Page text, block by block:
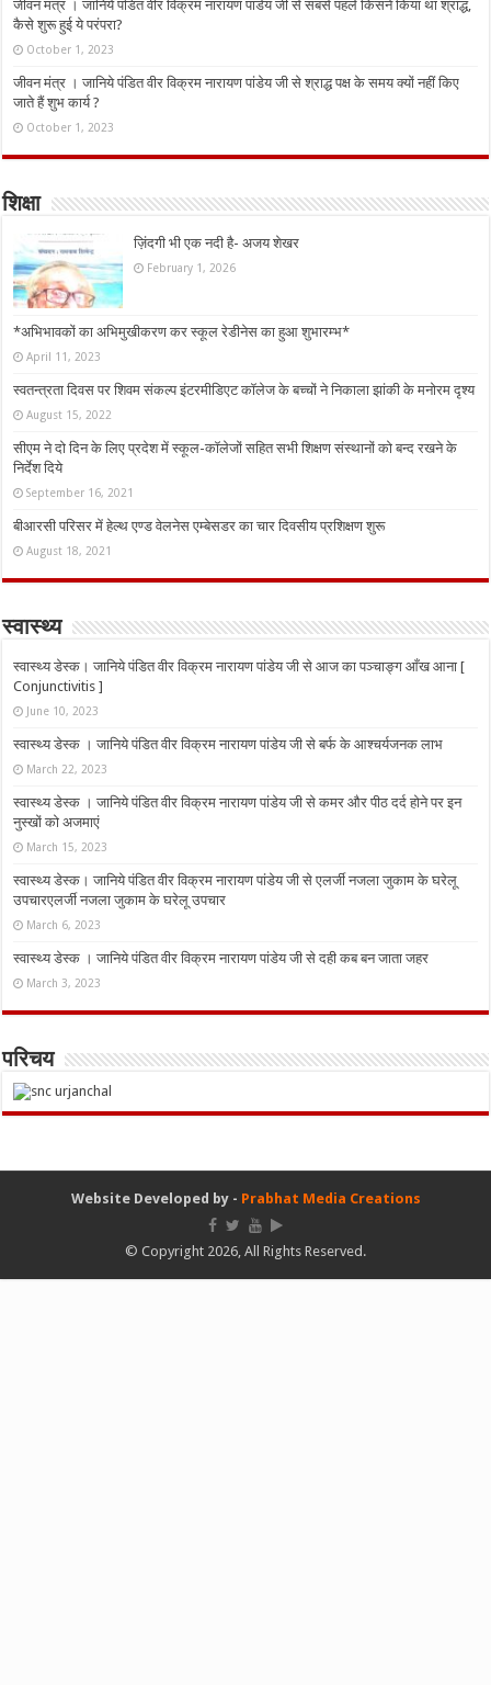
जीवन मंत्र । जानिये पंडित वीर विक्रम नारायण पांडेय जी से सबसे पहले किसने किया था श्राद्ध,
कैसे शुरू हुई ये परंपरा?
October 1, 2023
जीवन मंत्र । जानिये पंडित वीर विक्रम नारायण पांडेय जी से श्राद्ध पक्ष के समय क्यों नहीं किए
जाते हैं शुभ कार्य ?
October 1, 2023
शिक्षा
ज़िंदगी भी एक नदी है- अजय शेखर
February 1, 2026
*अभिभावकों का अभिमुखीकरण कर स्कूल रेडीनेस का हुआ शुभारम्भ*
April 11, 2023
स्वतन्त्रता दिवस पर शिवम संकल्प इंटरमीडिएट कॉलेज के बच्चों ने निकाला झांकी के मनोरम दृश्य
August 15, 2022
सीएम ने दो दिन के लिए प्रदेश में स्कूल-कॉलेजों सहित सभी शिक्षण संस्थानों को बन्द रखने के
निर्देश दिये
September 16, 2021
बीआरसी परिसर में हेल्थ एण्ड वेलनेस एम्बेसडर का चार दिवसीय प्रशिक्षण शुरू
August 18, 2021
स्वास्थ्य
स्वास्थ्य डेस्क। जानिये पंडित वीर विक्रम नारायण पांडेय जी से आज का पञ्चाङ्ग आँख आना [
Conjunctivitis ]
June 10, 2023
स्वास्थ्य डेस्क । जानिये पंडित वीर विक्रम नारायण पांडेय जी से बर्फ के आश्चर्यजनक लाभ
March 22, 2023
स्वास्थ्य डेस्क । जानिये पंडित वीर विक्रम नारायण पांडेय जी से कमर और पीठ दर्द होने पर इन
नुस्‍खों को अजमाएं
March 15, 2023
स्वास्थ्य डेस्क। जानिये पंडित वीर विक्रम नारायण पांडेय जी से एलर्जी नजला जुकाम के घरेलू
उपचारएलर्जी नजला जुकाम के घरेलू उपचार
March 6, 2023
स्वास्थ्य डेस्क । जानिये पंडित वीर विक्रम नारायण पांडेय जी से दही कब बन जाता जहर
March 3, 2023
परिचय
Website Developed by - Prabhat Media Creations
© Copyright 2026, All Rights Reserved.